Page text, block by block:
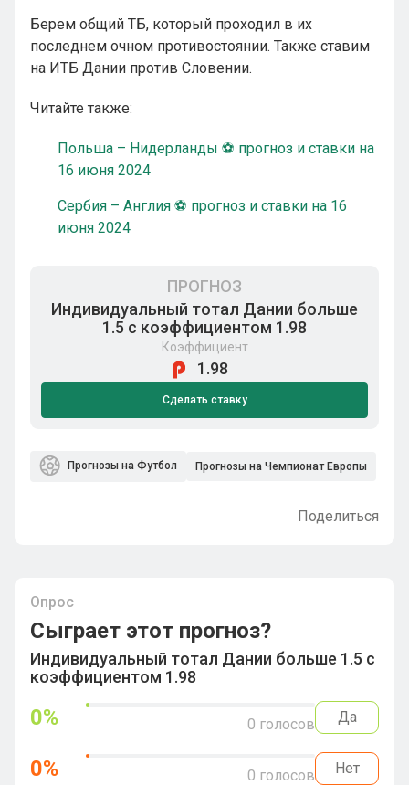
Берем общий ТБ, который проходил в их
последнем очном противостоянии. Также ставим
на ИТБ Дании против Словении.
Читайте также:
Польша – Нидерланды ⚽ прогноз и ставки на
16 июня 2024
Сербия – Англия ⚽ прогноз и ставки на 16
июня 2024
ПРОГНОЗ
Индивидуальный тотал Дании больше
1.5 с коэффициентом 1.98
Коэффициент
1.98
Сделать ставку
Прогнозы на Футбол Прогнозы на Чемпионат Европы
Поделиться
Опрос
Сыграет этот прогноз?
Индивидуальный тотал Дании больше 1.5 с
коэффициентом 1.98
0% 0 голосов Да
0% 0 голосов Нет